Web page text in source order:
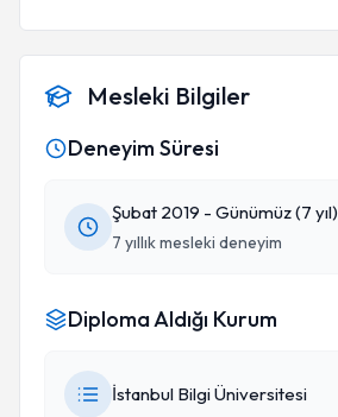
Mesleki Bilgiler
Deneyim Süresi
Şubat 2019 - Günümüz (7 yıl)
7 yıllık mesleki deneyim
Diploma Aldığı Kurum
İstanbul Bilgi Üniversitesi